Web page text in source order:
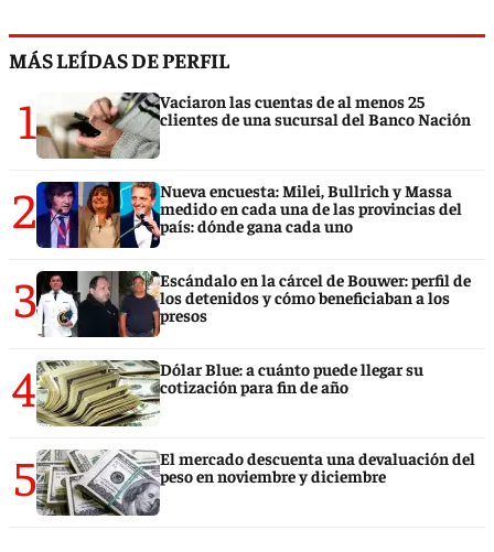
MÁS LEÍDAS DE PERFIL
1
Vaciaron las cuentas de al menos 25
clientes de una sucursal del Banco Nación
2
Nueva encuesta: Milei, Bullrich y Massa
medido en cada una de las provincias del
país: dónde gana cada uno
3
Escándalo en la cárcel de Bouwer: perfil de
los detenidos y cómo beneficiaban a los
presos
4
Dólar Blue: a cuánto puede llegar su
cotización para fin de año
5
El mercado descuenta una devaluación del
peso en noviembre y diciembre